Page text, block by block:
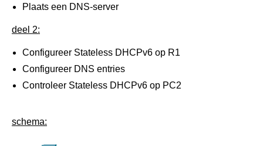
test 02 (dag3) - 18/12/2017
test 01 (dag2) - 14/12/2017
Plaats een DNS-server
deel 2:
Configureer Stateless DHCPv6 op R1
Configureer DNS entries
Controleer Stateless DHCPv6 op PC2
schema: